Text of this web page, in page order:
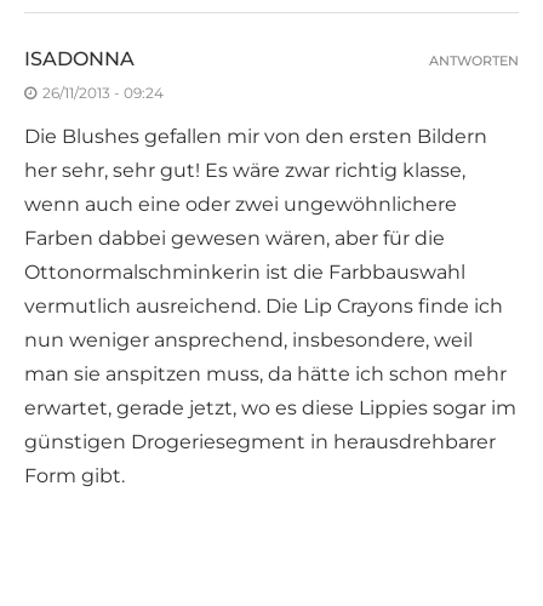
ISADONNA
26/11/2013 - 09:24
Die Blushes gefallen mir von den ersten Bildern
her sehr, sehr gut! Es wäre zwar richtig klasse,
wenn auch eine oder zwei ungewöhnlichere
Farben dabbei gewesen wären, aber für die
Ottonormalschminkerin ist die Farbbauswahl
vermutlich ausreichend. Die Lip Crayons finde ich
nun weniger ansprechend, insbesondere, weil
man sie anspitzen muss, da hätte ich schon mehr
erwartet, gerade jetzt, wo es diese Lippies sogar im
günstigen Drogeriesegment in herausdrehbarer
Form gibt.
ANTWORTEN